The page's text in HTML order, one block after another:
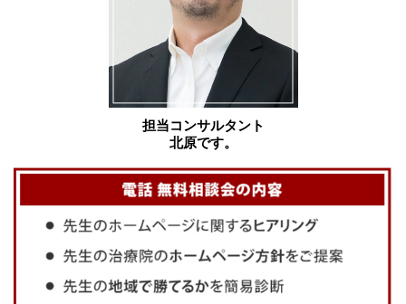
担当コンサルタント
北原です。